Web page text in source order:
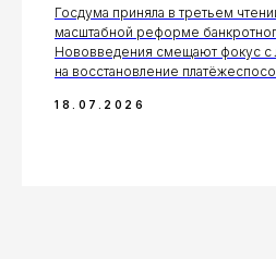
Госдума приняла в третьем
масштабной реформе
Нововведения смещают фокус с
на восстановление
18.07.2026